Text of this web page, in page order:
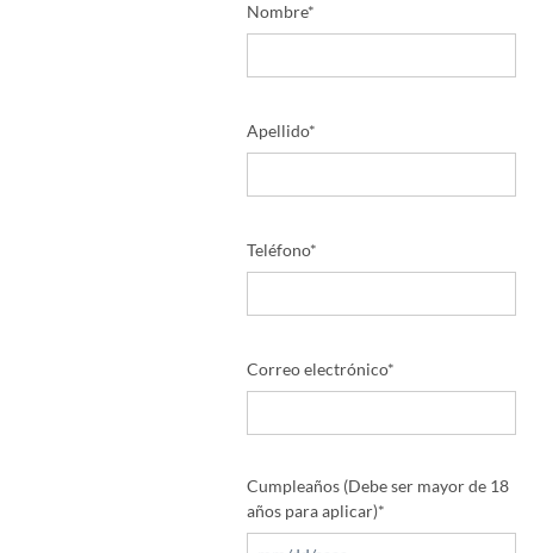
Nombre*
Apellido*
Teléfono*
Correo electrónico*
Cumpleaños (Debe ser mayor de 18
años para aplicar)*